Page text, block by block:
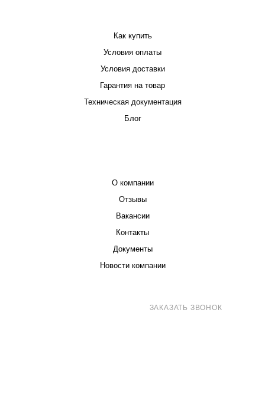
Как купить
Условия оплаты
Условия доставки
Гарантия на товар
Техническая документация
Блог
О компании
Отзывы
Вакансии
Контакты
Документы
Новости компании
ЗАКАЗАТЬ ЗВОНОК